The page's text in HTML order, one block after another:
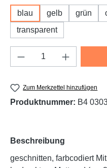
blau gelb grün
transparent
Produkt Anzahl:
Zum Merkzettel hinzufügen
Produktnummer: B4
Beschreibung
geschnitten, farbcodiert